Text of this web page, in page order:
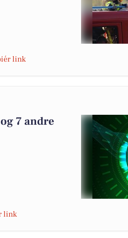
link
7 andre
link